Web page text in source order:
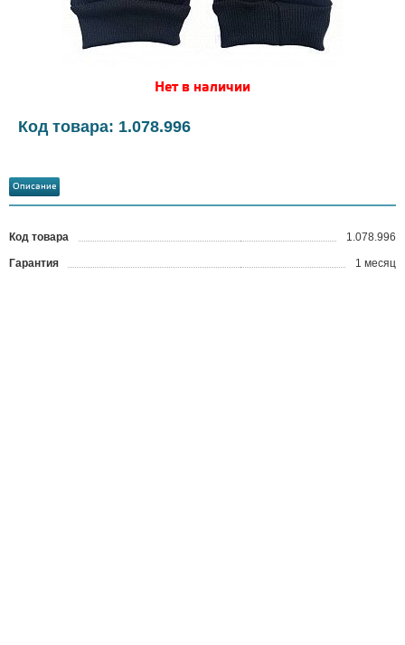
Нет в наличии
Код товара: 1.078.996
Описание
Код товара 1.078.996
Гарантия 1 месяц